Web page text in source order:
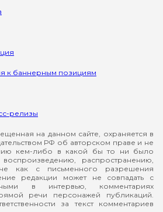
к баннерным позициям
релизы
на данном сайте, охраняется в
РФ об авторском праве и не
кем-либо в какой бы то ни было
распространению,
как с письменного разрешения
редакции может не совпадать с
в интервью, комментариях
речи персонажей публикаций.
за текст комментариев